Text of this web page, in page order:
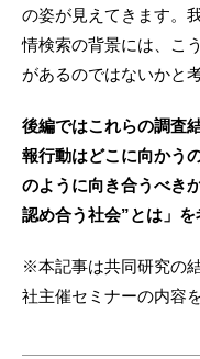
の姿が見えてきます。
情検索の背景には、こ
があるのではないかと
後編ではこれらの調査
報行動はどこに向かう
のように向き合うべき
認め合う社会”とは」を
※本記事は共同研究の
社主催セミナーの内容